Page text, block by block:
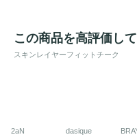
この商品を高評価し
スキンレイヤーフィットチーク
2aN dasique